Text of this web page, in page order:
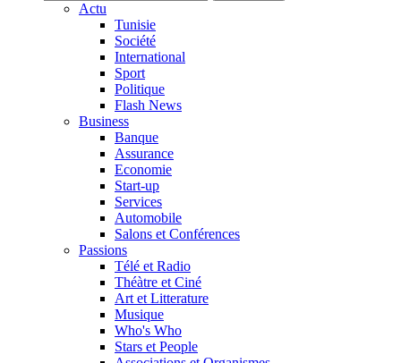
Actu
Tunisie
Société
International
Sport
Politique
Flash News
Business
Banque
Assurance
Economie
Start-up
Services
Automobile
Salons et Conférences
Passions
Télé et Radio
Théàtre et Ciné
Art et Litterature
Musique
Who's Who
Stars et People